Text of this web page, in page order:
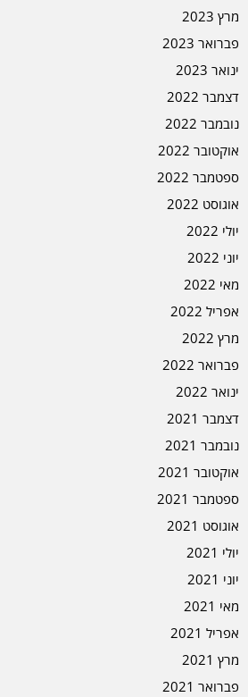
מרץ 2023
פברואר 2023
ינואר 2023
דצמבר 2022
נובמבר 2022
אוקטובר 2022
ספטמבר 2022
אוגוסט 2022
יולי 2022
יוני 2022
מאי 2022
אפריל 2022
מרץ 2022
פברואר 2022
ינואר 2022
דצמבר 2021
נובמבר 2021
אוקטובר 2021
ספטמבר 2021
אוגוסט 2021
יולי 2021
יוני 2021
מאי 2021
אפריל 2021
מרץ 2021
פברואר 2021